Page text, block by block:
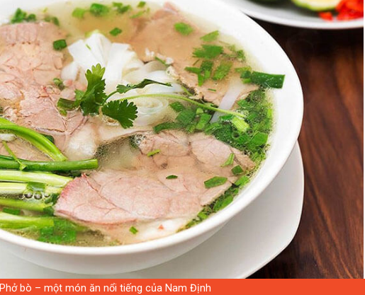
Phở bò – một món ăn nổi tiếng của Nam Định